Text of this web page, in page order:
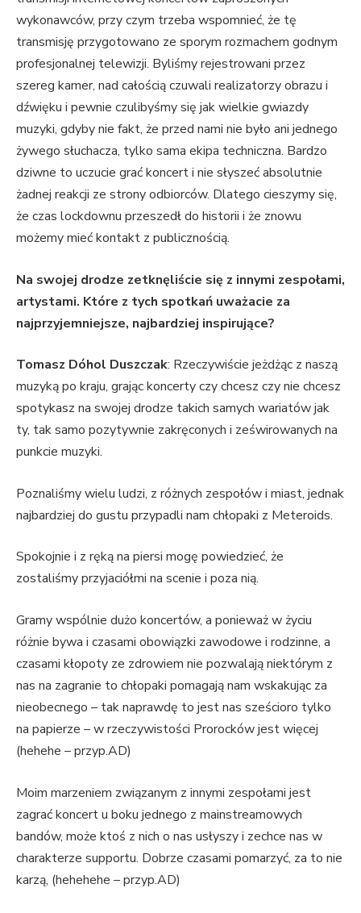
wykonawców, przy czym trzeba wspomnieć, że tę
transmisję przygotowano ze sporym rozmachem godnym
profesjonalnej telewizji. Byliśmy rejestrowani przez
szereg kamer, nad całością czuwali realizatorzy obrazu i
dźwięku i pewnie czulibyśmy się jak wielkie gwiazdy
muzyki, gdyby nie fakt, że przed nami nie było ani jednego
żywego słuchacza, tylko sama ekipa techniczna. Bardzo
dziwne to uczucie grać koncert i nie słyszeć absolutnie
żadnej reakcji ze strony odbiorców. Dlatego cieszymy się,
że czas lockdownu przeszedł do historii i że znowu
możemy mieć kontakt z publicznością.
Na swojej drodze zetknęliście się z innymi zespołami,
artystami. Które z tych spotkań uważacie za
najprzyjemniejsze, najbardziej inspirujące?
Tomasz Dóhol Duszczak: Rzeczywiście jeżdżąc z naszą
muzyką po kraju, grając koncerty czy chcesz czy nie chcesz
spotykasz na swojej drodze takich samych wariatów jak
ty, tak samo pozytywnie zakręconych i ześwirowanych na
punkcie muzyki.
Poznaliśmy wielu ludzi, z różnych zespołów i miast, jednak
najbardziej do gustu przypadli nam chłopaki z Meteroids.
Spokojnie i z ręką na piersi mogę powiedzieć, że
zostaliśmy przyjaciółmi na scenie i poza nią.
Gramy wspólnie dużo koncertów, a ponieważ w życiu
różnie bywa i czasami obowiązki zawodowe i rodzinne, a
czasami kłopoty ze zdrowiem nie pozwalają niektórym z
nas na zagranie to chłopaki pomagają nam wskakując za
nieobecnego – tak naprawdę to jest nas sześcioro tylko
na papierze – w rzeczywistości Prorocków jest więcej
(hehehe – przyp.AD)
Moim marzeniem związanym z innymi zespołami jest
zagrać koncert u boku jednego z mainstreamowych
bandów, może ktoś z nich o nas usłyszy i zechce nas w
charakterze supportu. Dobrze czasami pomarzyć, za to nie
karzą, (hehehehe – przyp.AD)